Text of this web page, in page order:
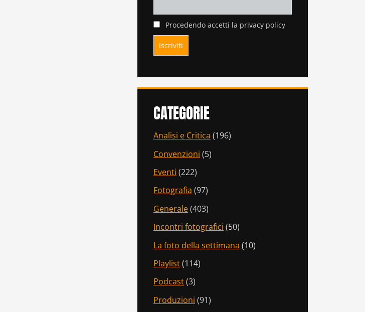
Procedendo accetti la privacy policy
CATEGORIE
Analisi e Critica (196)
Convenzioni (5)
Eventi (222)
Fotografia (97)
Generale(403)
Incontri fotografici (50)
La foto della settimana (10)
Playlist(114)
Podcast(3)
Produzioni (91)